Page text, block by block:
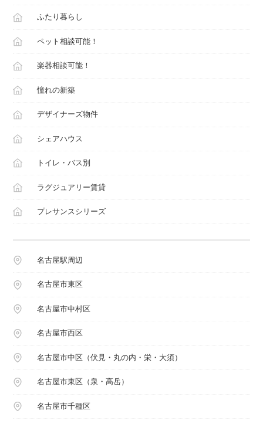
ふたり暮らし
ペット相談可能！
楽器相談可能！
憧れの新築
デザイナーズ物件
シェアハウス
トイレ・バス別
ラグジュアリー賃貸
プレサンスシリーズ
名古屋駅周辺
名古屋市東区
名古屋市中村区
名古屋市西区
名古屋市中区（伏見・丸の内・栄・大須）
名古屋市東区（泉・高岳）
名古屋市千種区